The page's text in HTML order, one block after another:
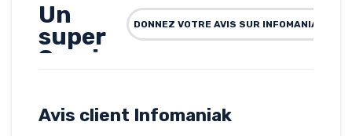
Un
super
Service
Rédigé par
DONNEZ VOTRE AVIS SUR INFOMANIAK
Avis client Infomaniak